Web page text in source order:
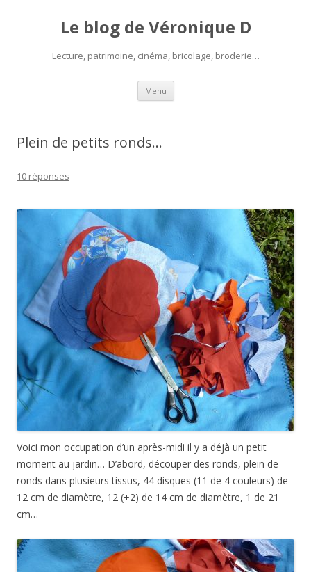
Le blog de Véronique D
Lecture, patrimoine, cinéma, bricolage, broderie…
Menu Aller
contenu
Plein de petits ronds…
10 réponses
Voici mon occupation d’un après-midi il y a déjà un petit
moment au jardin… D’abord, découper des ronds, plein de
ronds dans plusieurs tissus, 44 disques (11 de 4 couleurs) de
12 cm de diamètre, 12 (+2) de 14 cm de diamètre, 1 de 21
cm…